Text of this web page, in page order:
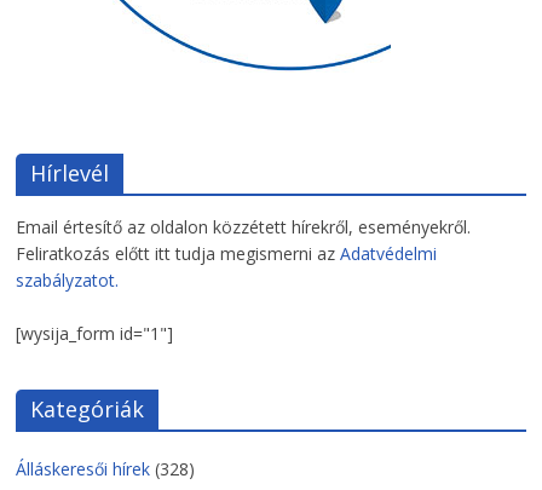
Hírlevél
Email értesítő az oldalon közzétett hírekről, eseményekről.
Feliratkozás előtt itt tudja megismerni azAdatvédelmi
szabályzatot.
[wysija_form id="1"]
Kategóriák
Álláskeresői hírek (328)